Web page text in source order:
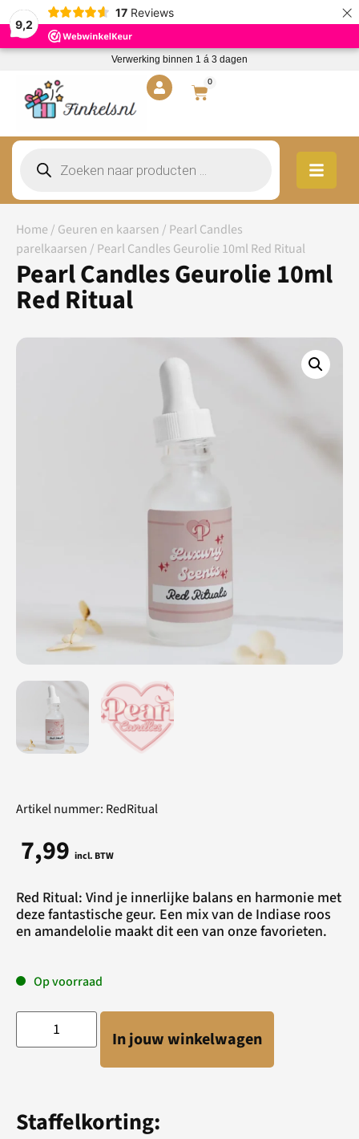
9,2
17 Reviews ×
Verwerking binnen 1 á 3 dagen
0
Home / Geuren en kaarsen / Pearl Candles
parelkaarsen / Pearl Candles Geurolie 10ml Red Ritual
Pearl Candles Geurolie 10ml
Red Ritual
Artikel nummer: RedRitual
7,99 incl. BTW
Red Ritual: Vind je innerlijke balans en harmonie met
deze fantastische geur. Een mix van de Indiase roos
en amandelolie maakt dit een van onze favorieten.
Op voorraad
In jouw winkelwagen
Staffelkorting: